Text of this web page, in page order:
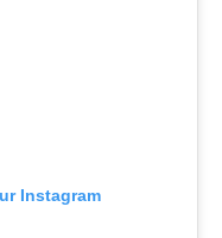
Instagram